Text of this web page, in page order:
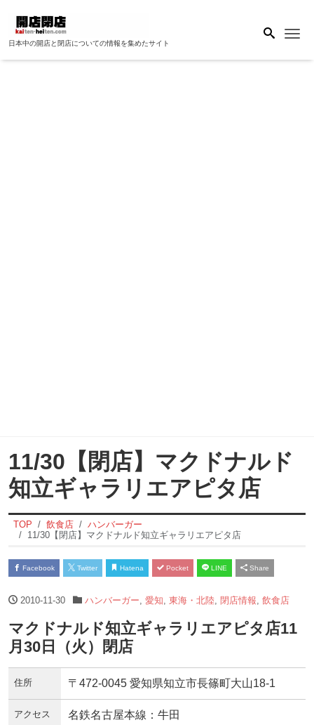
日本中の開店と閉店についての情報を集めたサイト
11/30【閉店】マクドナルド
知立ギャラリエアピタ店
TOP 飲食店
ハンバーガー
11/30【閉店】マクドナルド知立ギャラリエアピタ店
Facebook Twitter Hatena Pocket LINE Share
2010-11-30 ハンバーガー 愛知 東海・北陸, 閉店情報 飲食店
マクドナルド知立ギャラリエアピタ店11
月30日（火）閉店
住所 〒472-0045 愛知県知立市長篠町大山18-1
アクセス 名鉄名古屋本線：牛田